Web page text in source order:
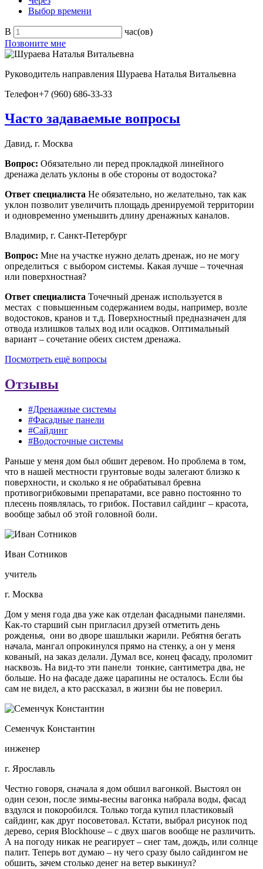
Выбор времени
В
час(ов)
Позвоните мне
Руководитель направления Шураева Наталья Витальевна
Телефон+7 (960) 686-33-33
Часто задаваемые вопросы
Давид, г. Москва
Вопрос: Обязательно ли перед прокладкой линейного
дренажа делать уклоны в обе стороны от водостока?
Ответ специалиста Не обязательно, но желательно, так как
уклон позволит увеличить площадь дренируемой территории
и одновременно уменьшить длину дренажных каналов.
Владимир, г. Санкт-Петербург
Вопрос: Мне на участке нужно делать дренаж, но не могу
определиться с выбором системы. Какая лучше – точечная
или поверхностная?
Ответ специалиста Точечный дренаж используется в
местах с повышенным содержанием воды, например, возле
водостоков, кранов и т.д. Поверхностный предназначен для
отвода излишков талых вод или осадков. Оптимальный
вариант – сочетание обеих систем дренажа.
Посмотреть ещё вопросы
Отзывы
#Дренажные системы
#Фасадные панели
#Сайдинг
#Водосточные системы
Раньше у меня дом был обшит деревом. Но проблема в том,
что в нашей местности грунтовые воды залегают близко к
поверхности, и сколько я не обрабатывал бревна
противогрибковыми препаратами, все равно постоянно то
плесень появлялась, то грибок. Поставил сайдинг – красота,
вообще забыл об этой головной боли.
Иван Сотников
учитель
г. Москва
Дом у меня года два уже как отделан фасадными панелями.
Как-то старший сын пригласил друзей отметить день
рожденья, они во дворе шашлыки жарили. Ребятня бегать
начала, мангал опрокинулся прямо на стенку, а он у меня
кованый, на заказ делали. Думал все, конец фасаду, проломит
насквозь. На вид-то эти панели тонкие, сантиметра два, не
больше. Но на фасаде даже царапины не осталось. Если бы
сам не видел, а кто рассказал, в жизни бы не поверил.
Семенчук Константин
инженер
г. Ярославль
Честно говоря, сначала я дом обшил вагонкой. Выстоял он
один сезон, после зимы-весны вагонка набрала воды, фасад
вздулся и покоробился. Только тогда купил пластиковый
сайдинг, как друг посоветовал. Кстати, выбрал рисунок под
дерево, серия Blockhouse – с двух шагов вообще не различить.
А на погоду никак не реагирует – снег там, дождь, или солнце
палит. Теперь вот думаю – ну чего сразу было сайдингом не
обшить, зачем столько денег на ветер выкинул?